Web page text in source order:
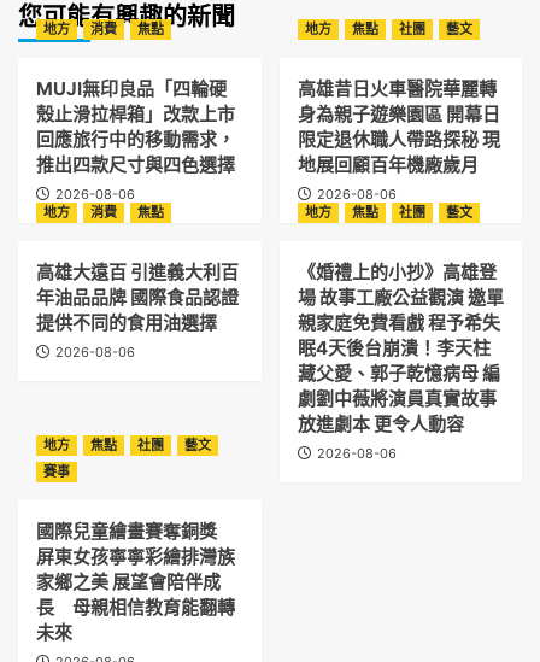
您可能有興趣的新聞
地方 消費 焦點
MUJI無印良品「四輪硬
殼止滑拉桿箱」改款上市
回應旅行中的移動需求，
推出四款尺寸與四色選擇
2026-08-06
地方 焦點 社團 藝文
高雄昔日火車醫院華麗轉
身為親子遊樂園區 開幕日
限定退休職人帶路探秘 現
地展回顧百年機廠歲月
2026-08-06
地方
消費 焦點
高雄大遠百 引進義大利百
年油品品牌 國際食品認證
提供不同的食用油選擇
2026-08-06
地方 焦點 社團 藝文
《婚禮上的小抄》高雄登
場 故事工廠公益觀演 邀單
親家庭免費看戲 程予希失
眠4天後台崩潰！李天柱
藏父愛、郭子乾憶病母 編
劇劉中薇將演員真實故事
放進劇本 更令人動容
2026-08-06
地方 焦點 社團
藝文
賽事
國際兒童繪畫賽奪銅獎
屏東女孩寧寧彩繪排灣族
家鄉之美 展望會陪伴成
長 母親相信教育能翻轉
未來